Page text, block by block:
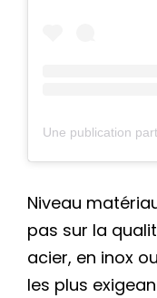
Une publication
Niveau
pas sur la
acier, en inox
les plus